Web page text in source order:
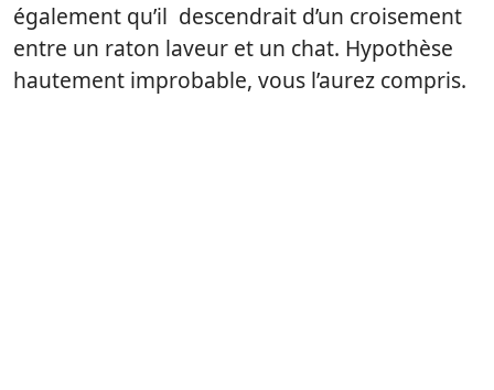
également qu’il descendrait d’un croisement
entre un raton laveur et un chat. Hypothèse
hautement improbable, vous l’aurez compris.